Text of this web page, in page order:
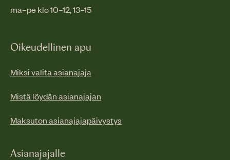
ma–pe klo 10–12, 13–15
Oikeudellinen apu
Miksi valita asianajaja
Mistä löydän asianajajan
Maksuton asianajajapäivystys
Asianajajalle